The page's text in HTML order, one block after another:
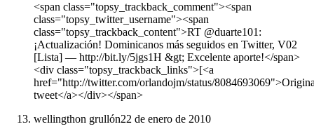
<span class="topsy_trackback_comment"><span
class="topsy_twitter_username"><span
class="topsy_trackback_content">RT @duarte101:
¡Actualización! Dominicanos más seguidos en Twitter, V02
[Lista] — http://bit.ly/5jgs1H &gt; Excelente aporte!</span>
<div class="topsy_trackback_links">[<a
href="http://twitter.com/orlandojm/status/
tweet</a></div></span>
wellingthon grullón22 de enero de 2010